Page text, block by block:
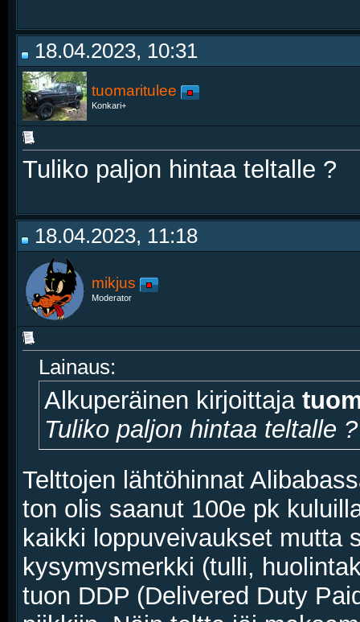
18.04.2023, 10:31
tuomaritulee
Konkari+
Tuliko paljon hintaa teltalle ?
18.04.2023, 11:18
mikjus
Moderator
Lainaus:
Alkuperäinen kirjoittaja
Tuliko paljon hintaa teltalle ?
Telttojen lähtöhinnat
ton olis saanut 100e pk
kaikki loppuveivaukset mutta
kysymysmerkki (tulli,
tuon DDP (Delivered Duty